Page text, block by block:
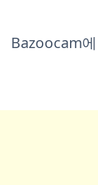
Bazoocam